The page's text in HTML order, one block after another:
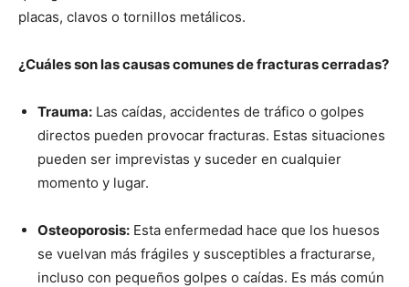
placas, clavos o tornillos metálicos.
¿Cuáles son las causas comunes de fracturas cerradas?
Trauma: Las caídas, accidentes de tráfico o golpes
directos pueden provocar fracturas. Estas situaciones
pueden ser imprevistas y suceder en cualquier
momento y lugar.
Osteoporosis: Esta enfermedad hace que los huesos
se vuelvan más frágiles y susceptibles a fracturarse,
incluso con pequeños golpes o caídas. Es más común